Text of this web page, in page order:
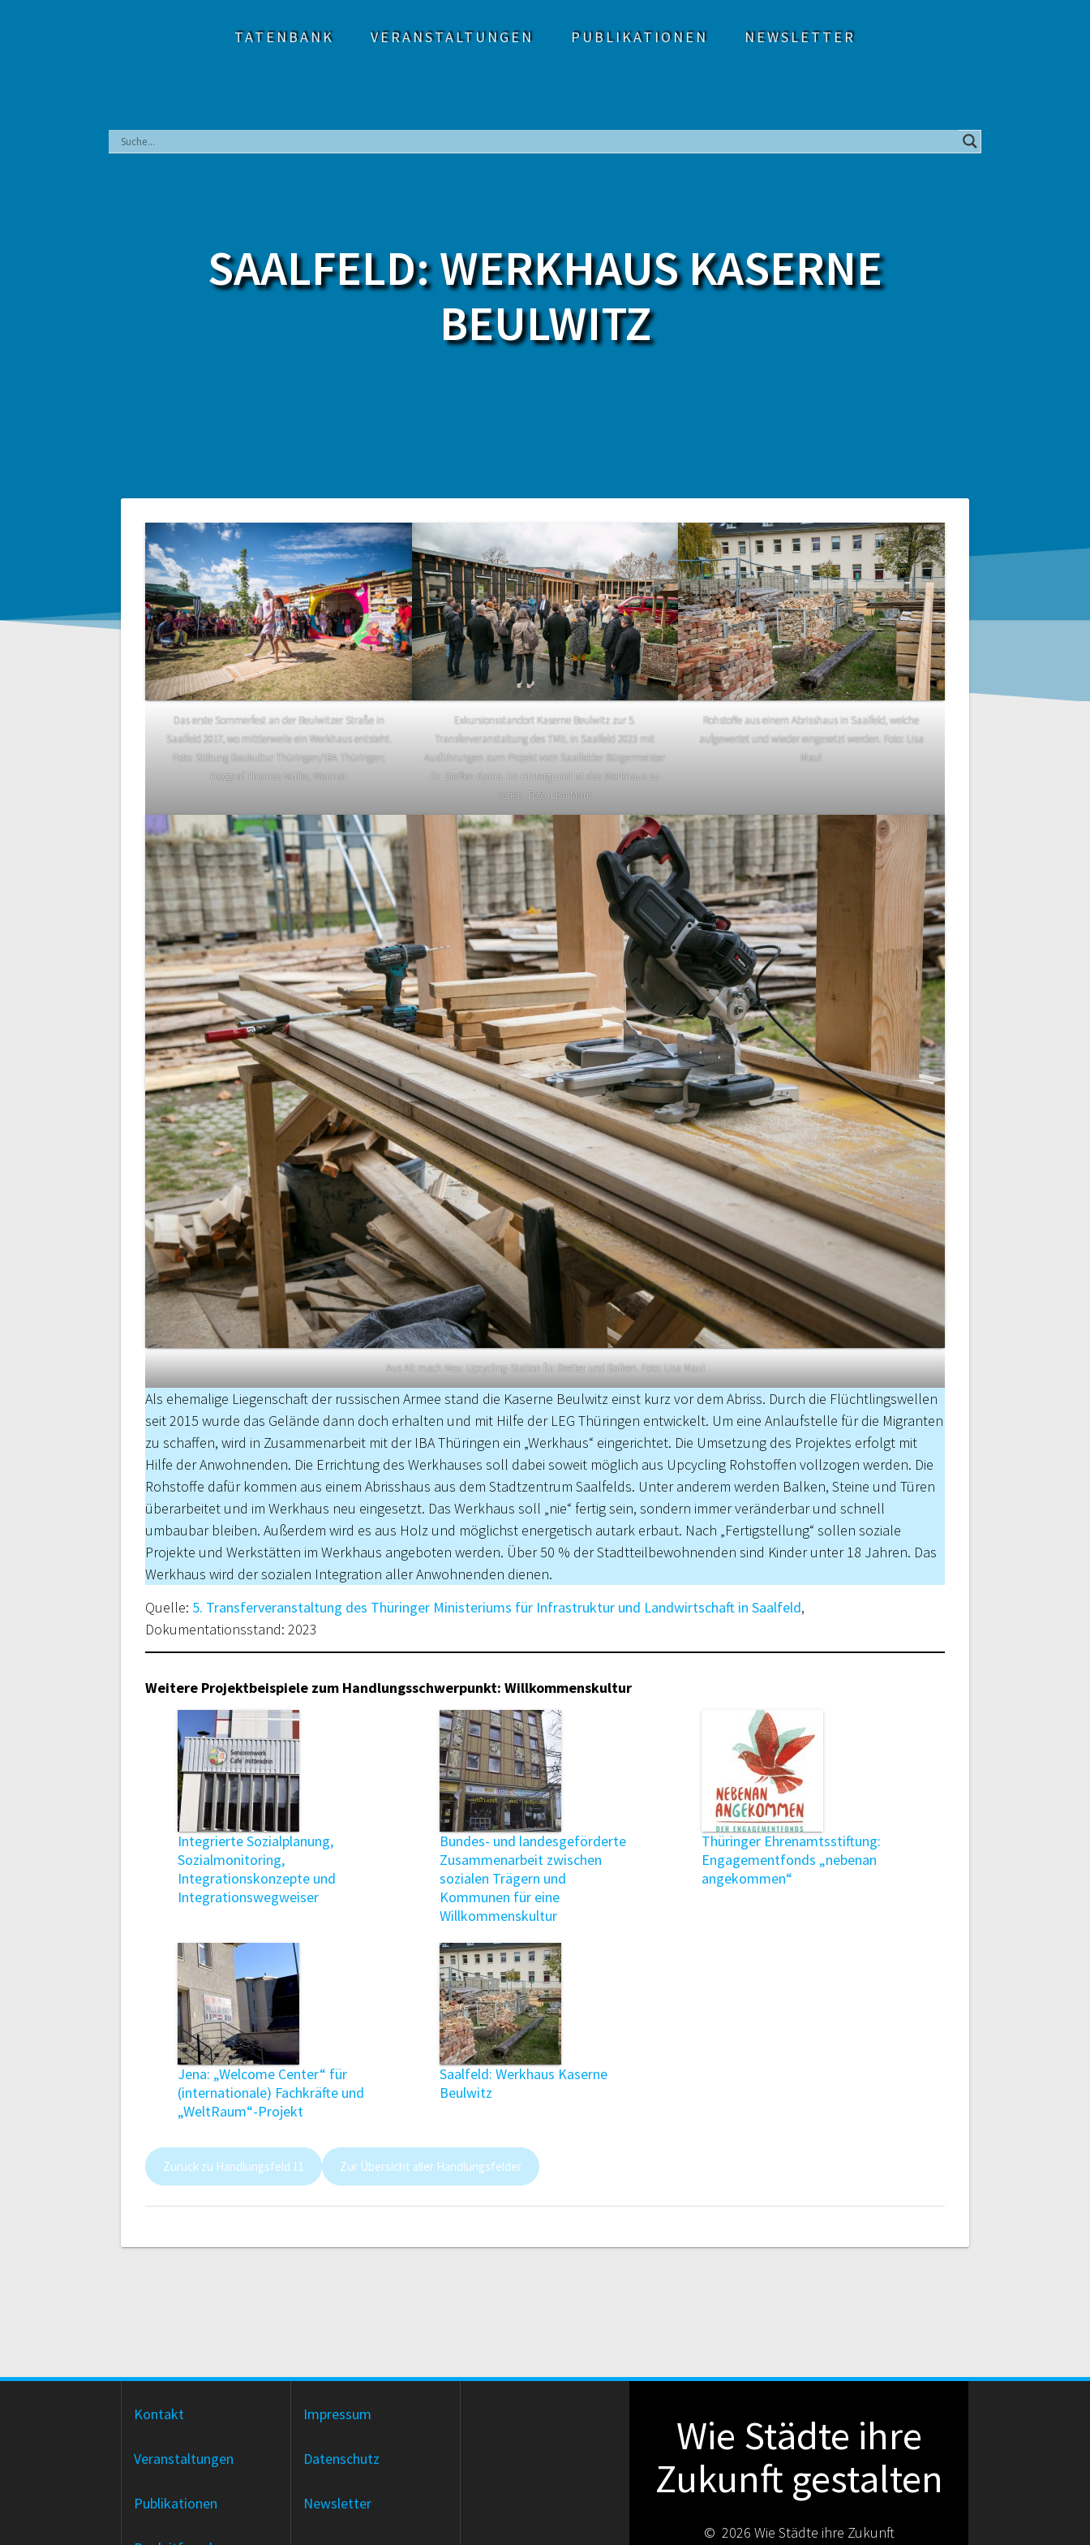
TATENBANK VERANSTALTUNGEN PUBLIKATIONEN NEWSLETTER
SAALFELD: WERKHAUS KASERNE
BEULWITZ
Das erste Sommerfest an der Beulwitzer Straße in
Saalfeld 2017, wo mittlerweile ein Werkhaus entsteht.
Foto: Stiftung Baukultur Thüringen/IBA Thüringen;
Fotograf Thomas Müller, Weimar.
Exkursionsstandort Kaserne Beulwitz zur 5.
Transferveranstaltung des TMIL in Saalfeld 2023 mit
Ausführungen zum Projekt vom Saalfelder Bürgermeister
Dr. Steffen Kania. Im Hintergrund ist das Werkhaus zu
sehen. Foto: Lisa Maul
Rohstoffe aus einem Abrisshaus in Saalfeld, welche
aufgewertet und wieder eingesetzt werden. Foto: Lisa
Maul
Aus Alt mach Neu: Upcycling-Station für Bretter und Balken. Foto: Lisa Maul
Als ehemalige Liegenschaft der russischen Armee stand die Kaserne Beulwitz einst kurz vor dem Abriss. Durch die Flüchtlingswellen
seit 2015 wurde das Gelände dann doch erhalten und mit Hilfe der LEG Thüringen entwickelt. Um eine Anlaufstelle für die Migranten
zu schaffen, wird in Zusammenarbeit mit der IBA Thüringen ein „Werkhaus“ eingerichtet. Die Umsetzung des Projektes erfolgt mit
Hilfe der Anwohnenden. Die Errichtung des Werkhauses soll dabei soweit möglich aus Upcycling Rohstoffen vollzogen werden. Die
Rohstoffe dafür kommen aus einem Abrisshaus aus dem Stadtzentrum Saalfelds. Unter anderem werden Balken, Steine und Türen
überarbeitet und im Werkhaus neu eingesetzt. Das Werkhaus soll „nie“ fertig sein, sondern immer veränderbar und schnell
umbaubar bleiben. Außerdem wird es aus Holz und möglichst energetisch autark erbaut. Nach „Fertigstellung“ sollen soziale
Projekte und Werkstätten im Werkhaus angeboten werden. Über 50 % der Stadtteilbewohnenden sind Kinder unter 18 Jahren. Das
Werkhaus wird der sozialen Integration aller Anwohnenden dienen.
Quelle: 5. Transferveranstaltung des Thüringer Ministeriums für Infrastruktur und Landwirtschaft in Saalfeld,
Dokumentationsstand: 2023
Weitere Projektbeispiele zum Handlungsschwerpunkt: Willkommenskultur
Integrierte Sozialplanung,
Sozialmonitoring,
Integrationskonzepte und
Integrationswegweiser
Bundes- und landesgeförderte
Zusammenarbeit zwischen
sozialen Trägern und
Kommunen für eine
Willkommenskultur
Thüringer Ehrenamtsstiftung:
Engagementfonds „nebenan
angekommen“
Jena: „Welcome Center“ für
(internationale) Fachkräfte und
„WeltRaum“-Projekt
Saalfeld: Werkhaus Kaserne
Beulwitz
Zurück zu Handlungsfeld 11 Zur Übersicht aller Handlungsfelder
Kontakt
Veranstaltungen
Publikationen
Impressum
Datenschutz
Newsletter
Wie Städte ihre
Zukunft gestalten
© 2026 Wie Städte ihre Zukunft